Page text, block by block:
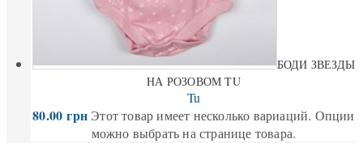
БОДИ ЗВЕЗДЫ
НА РОЗОВОМ TU
Tu
80.00грн Этот товар имеет несколько вариаций. Опции
можно выбрать на странице товара.